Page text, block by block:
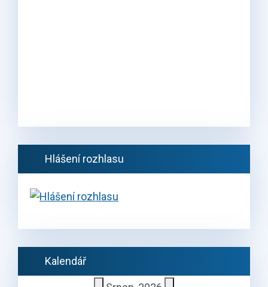
Hlášení rozhlasu
Kalendář